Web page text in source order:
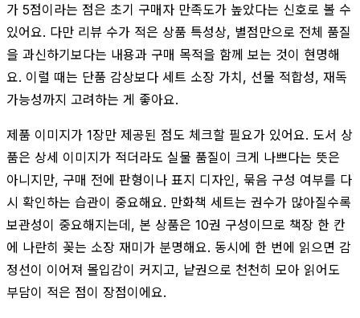
가 5점이라는 점은 초기 구매자 만족도가 높았다는 신호로 볼 수
있어요. 다만 리뷰 수가 적은 상품 특성상, 별점만으로 전체 품질
을 과신하기보다는 내용과 구매 목적을 함께 보는 것이 현명해
요. 이럴 때는 단품 감상보다 세트 소장 가치, 선물 적합성, 재독
가능성까지 고려하는 게 좋아요.
제품 이미지가 1장만 제공된 점도 체크할 필요가 있어요. 도서 상
품은 상세 이미지가 적더라도 실물 품질이 크게 나쁘다는 뜻은
아니지만, 구매 전에 판형이나 표지 디자인, 묶음 구성 여부를 다
시 확인하는 습관이 중요해요. 만화책 세트는 권수가 많아질수록
보관성이 중요해지는데, 본 상품은 10권 구성이므로 책장 한 칸
에 나란히 꽂는 소장 재미가 분명해요. 동시에 한 번에 읽으면 감
정선이 이어져 몰입감이 커지고, 낱권으로 천천히 모아 읽어도
부담이 적은 점이 장점이에요.